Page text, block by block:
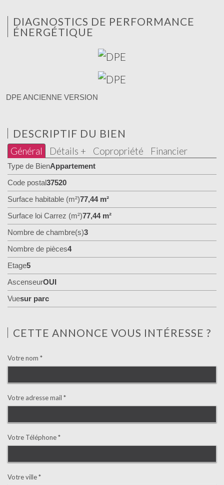
DIAGNOSTICS DE PERFORMANCE
ÉNERGÉTIQUE
DPE ANCIENNE VERSION
DESCRIPTIF DU BIEN
Général Détails + Copropriété Financier
Type de BienAppartement
Code postal37520
Surface habitable (m²)77,44 m²
Surface loi Carrez (m²)77,44 m²
Nombre de chambre(s)3
Nombre de pièces4
Etage5
AscenseurOUI
Vuesur parc
CETTE ANNONCE VOUS INTÉRESSE ?
Votre nom *
Votre adresse mail *
Votre Téléphone *
Votre ville *